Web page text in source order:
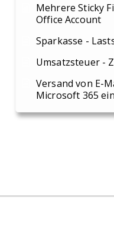
Mehrere Sticky
Office Account
Sparkasse -
Umsatzsteuer -
Versand von E-
Microsoft 365